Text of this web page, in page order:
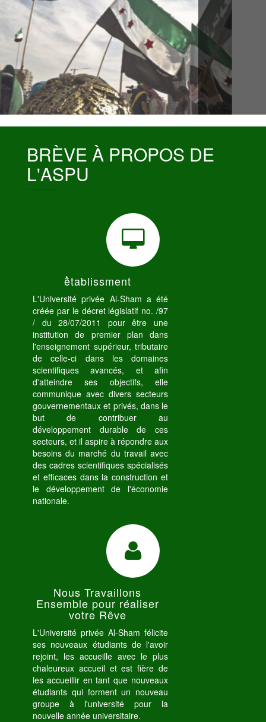
BRÈVE À PROPOS DE
L'ASPU
ُétablissment
L'Université privée Al-Sham a été
créée par le décret législatif no. /97
/ du 28/07/2011 pour être une
institution de premier plan dans
l'enseignement supérieur, tributaire
de celle-ci dans les domaines
scientifiques avancés, et afin
d'atteindre ses objectifs, elle
communique avec divers secteurs
gouvernementaux et privés, dans le
but de contribuer au
développement durable de ces
secteurs, et il aspire à répondre aux
besoins du marché du travail avec
des cadres scientifiques spécialisés
et efficaces dans la construction et
le développement de l'économie
nationale.
Nous Travaillons
Ensemble pour réaliser
votre Rêve
L'Université privée Al-Sham félicite
ses nouveaux étudiants de l'avoir
rejoint, les accueille avec le plus
chaleureux accueil et est fière de
les accueillir en tant que nouveaux
étudiants qui forment un nouveau
groupe à l'université pour la
nouvelle année universitaire.